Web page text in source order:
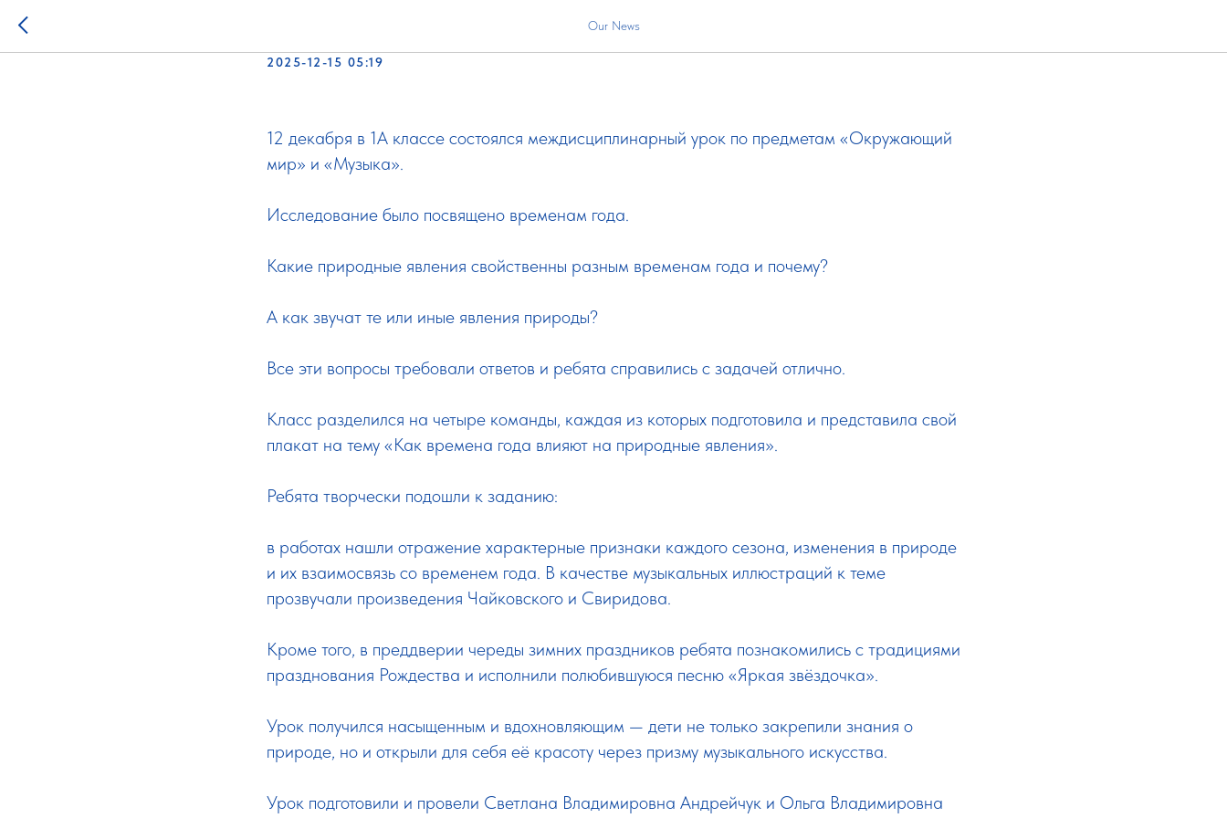
Our News
Междисциплинарный урок
2025-12-15 05:19
12 декабря в 1А классе состоялся междисциплинарный урок по предметам «Окружающий
мир» и «Музыка».
Исследование было посвящено временам года.
Какие природные явления свойственны разным временам года и почему?
А как звучат те или иные явления природы?
Все эти вопросы требовали ответов и ребята справились с задачей отлично.
Класс разделился на четыре команды, каждая из которых подготовила и представила свой
плакат на тему «Как времена года влияют на природные явления».
Ребята творчески подошли к заданию:
в работах нашли отражение характерные признаки каждого сезона, изменения в природе
и их взаимосвязь со временем года. В качестве музыкальных иллюстраций к теме
прозвучали произведения Чайковского и Свиридова.
Кроме того, в преддверии череды зимних праздников ребята познакомились с традициями
празднования Рождества и исполнили полюбившуюся песню «Яркая звёздочка».
Урок получился насыщенным и вдохновляющим — дети не только закрепили знания о
природе, но и открыли для себя её красоту через призму музыкального искусства.
Урок подготовили и провели Светлана Владимировна Андрейчук и Ольга Владимировна